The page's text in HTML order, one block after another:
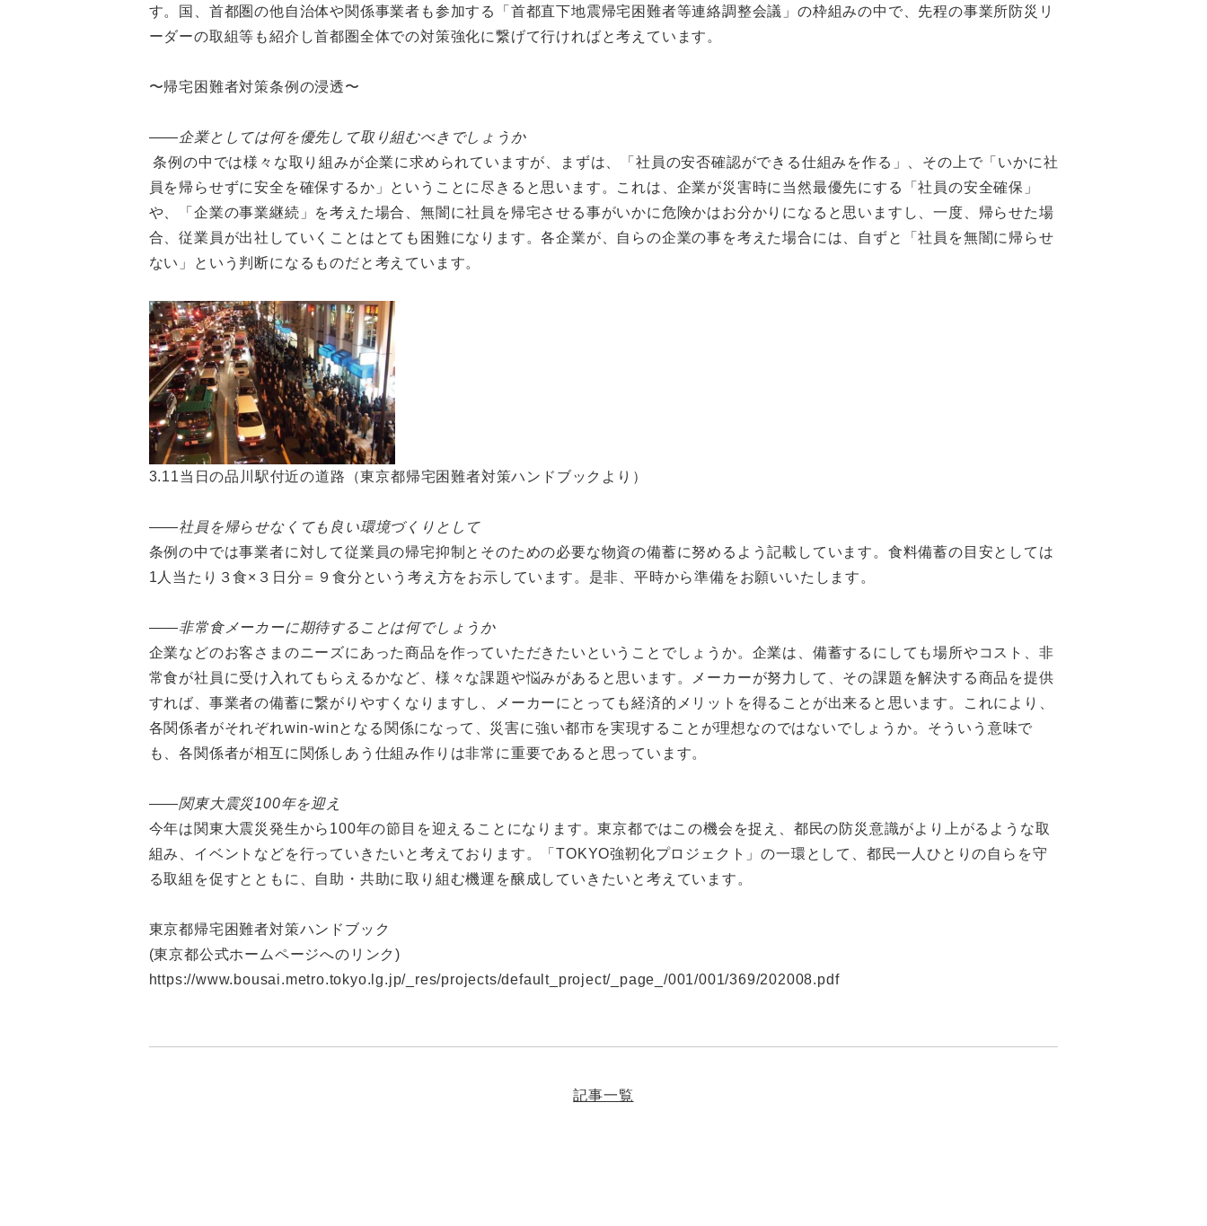
す。国、首都圏の他自治体や関係事業者も参加する「首都直下地震帰宅困難者等連絡調整会議」の枠組みの中で、先程の事業所防災リ
ーダーの取組等も紹介し首都圏全体での対策強化に繋げて行ければと考えています。
〜帰宅困難者対策条例の浸透〜
――企業としては何を優先して取り組むべきでしょうか
条例の中では様々な取り組みが企業に求められていますが、まずは、「社員の安否確認ができる仕組みを作る」、その上で「いかに社
員を帰らせずに安全を確保するか」ということに尽きると思います。これは、企業が災害時に当然最優先にする「社員の安全確保」
や、「企業の事業継続」を考えた場合、無闇に社員を帰宅させる事がいかに危険かはお分かりになると思いますし、一度、帰らせた場
合、従業員が出社していくことはとても困難になります。各企業が、自らの企業の事を考えた場合には、自ずと「社員を無闇に帰らせ
ない」という判断になるものだと考えています。
3.11当日の品川駅付近の道路（東京都帰宅困難者対策ハンドブックより）
――社員を帰らせなくても良い環境づくりとして
条例の中では事業者に対して従業員の帰宅抑制とそのための必要な物資の備蓄に努めるよう記載しています。食料備蓄の目安としては
1人当たり３食×３日分＝９食分という考え方をお示しています。是非、平時から準備をお願いいたします。
――非常食メーカーに期待することは何でしょうか
企業などのお客さまのニーズにあった商品を作っていただきたいということでしょうか。企業は、備蓄するにしても場所やコスト、非
常食が社員に受け入れてもらえるかなど、様々な課題や悩みがあると思います。メーカーが努力して、その課題を解決する商品を提供
すれば、事業者の備蓄に繋がりやすくなりますし、メーカーにとっても経済的メリットを得ることが出来ると思います。これにより、
各関係者がそれぞれwin-winとなる関係になって、災害に強い都市を実現することが理想なのではないでしょうか。そういう意味で
も、各関係者が相互に関係しあう仕組み作りは非常に重要であると思っています。
――関東大震災100年を迎え
今年は関東大震災発生から100年の節目を迎えることになります。東京都ではこの機会を捉え、都民の防災意識がより上がるような取
組み、イベントなどを行っていきたいと考えております。「TOKYO強靭化プロジェクト」の一環として、都民一人ひとりの自らを守
る取組を促すとともに、自助・共助に取り組む機運を醸成していきたいと考えています。
東京都帰宅困難者対策ハンドブック
(東京都公式ホームページへのリンク)
https://www.bousai.metro.tokyo.lg.jp/_res/projects/default_project/_page_/001/001/369/202008.pdf
記事一覧